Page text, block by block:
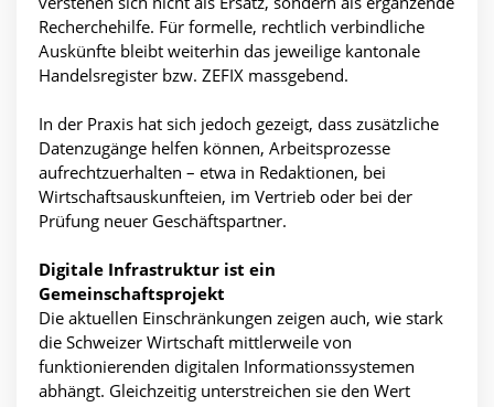
Recherchehilfe. Für formelle, rechtlich verbindliche
Auskünfte bleibt weiterhin das jeweilige kantonale
Handelsregister bzw. ZEFIX massgebend.
In der Praxis hat sich jedoch gezeigt, dass zusätzliche
Datenzugänge helfen können, Arbeitsprozesse
aufrechtzuerhalten – etwa in Redaktionen, bei
Wirtschaftsauskunfteien, im Vertrieb oder bei der
Prüfung neuer Geschäftspartner.
Digitale Infrastruktur ist ein
Gemeinschaftsprojekt
Die aktuellen Einschränkungen zeigen auch, wie stark
die Schweizer Wirtschaft mittlerweile von
funktionierenden digitalen Informationssystemen
abhängt. Gleichzeitig unterstreichen sie den Wert